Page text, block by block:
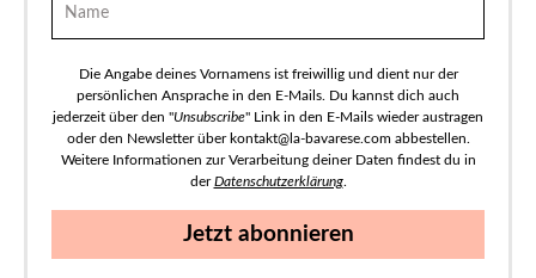
Die Angabe deines Vornamens ist freiwillig und dient nur der
persönlichen Ansprache in den E-Mails. Du kannst dich auch
jederzeit über den "Unsubscribe" Link in den E-Mails wieder austragen
oder den Newsletter über kontakt@la-bavarese.com abbestellen.
Weitere Informationen zur Verarbeitung deiner Daten findest du in
derDatenschutzerklärung.
Jetzt abonnieren